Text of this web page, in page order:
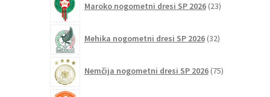
Maroko nogometni dresi SP 2026 23izdelkov
Mehika nogometni dresi SP 2026 32izdelkov
Nemčija nogometni dresi SP 2026 75izdelkov